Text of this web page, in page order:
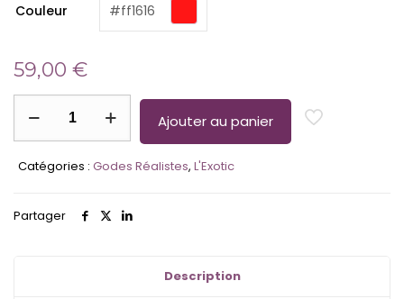
Couleur (required)
#ff1616
59,00 €
L'Exotic
Gode
Satinée
Ajouter au panier
Catégories : Godes Réalistes, L'Exotic
Partager
Description